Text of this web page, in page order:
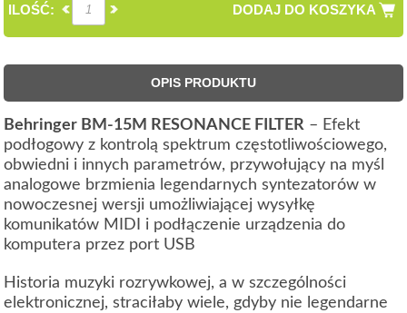
DODAJ DO KOSZYKA
ILOŚĆ:
OPIS PRODUKTU
Behringer BM-15M RESONANCE FILTER – Efekt
podłogowy z kontrolą spektrum częstotliwościowego,
obwiedni i innych parametrów, przywołujący na myśl
analogowe brzmienia legendarnych syntezatorów w
nowoczesnej wersji umożliwiającej wysyłkę
komunikatów MIDI i podłączenie urządzenia do
komputera przez port USB
Historia muzyki rozrywkowej, a w szczególności
elektronicznej, straciłaby wiele, gdyby nie legendarne